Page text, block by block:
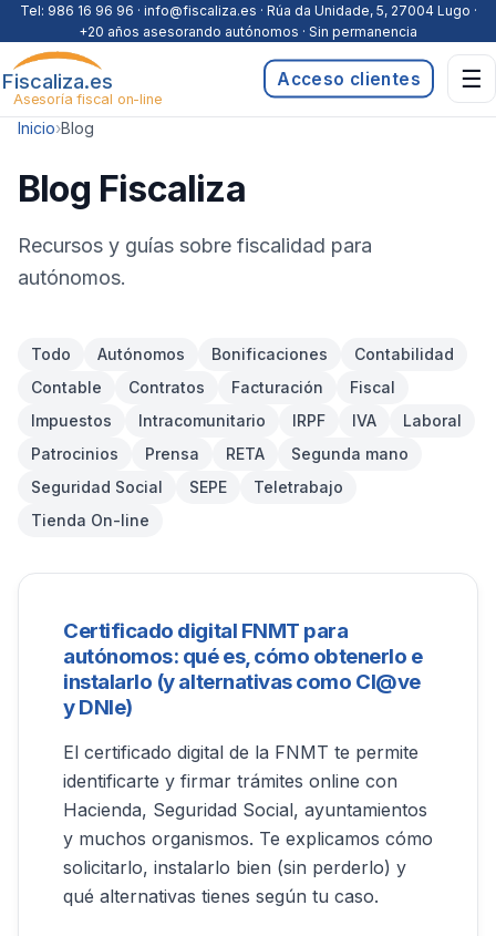
Saltar al contenido
Tel: 986 16 96 96 · info@fiscaliza.es · Rúa da Unidade, 5, 27004 Lugo ·
+20 años asesorando autónomos · Sin permanencia
Fiscaliza.es
Asesoría fiscal on-line
Acceso clientes ☰
Inicio›Blog
Blog Fiscaliza
Recursos y guías sobre fiscalidad para
autónomos.
Todo Autónomos Bonificaciones
Contabilidad
Contable
Contratos Facturación
Fiscal
Impuestos
Intracomunitario IRPF IVA
Laboral
Patrocinios
Prensa RETA
Segunda mano
Seguridad Social
SEPE
Teletrabajo
Tienda On-line
Certificado digital FNMT para
autónomos: qué es, cómo obtenerlo e
instalarlo (y alternativas como Cl@ve
y DNIe)
El certificado digital de la FNMT te permite
identificarte y firmar trámites online con
Hacienda, Seguridad Social, ayuntamientos
y muchos organismos. Te explicamos cómo
solicitarlo, instalarlo bien (sin perderlo) y
qué alternativas tienes según tu caso.